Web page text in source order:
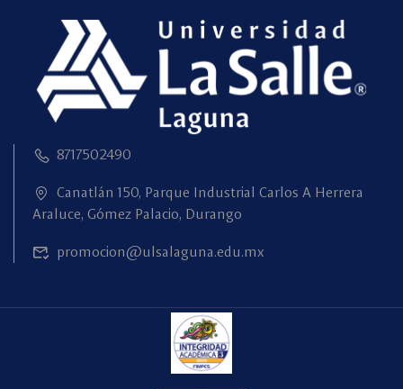
8717502490
Canatlán 150, Parque Industrial Carlos A Herrera
Araluce, Gómez Palacio, Durango
promocion@ulsalaguna.edu.mx